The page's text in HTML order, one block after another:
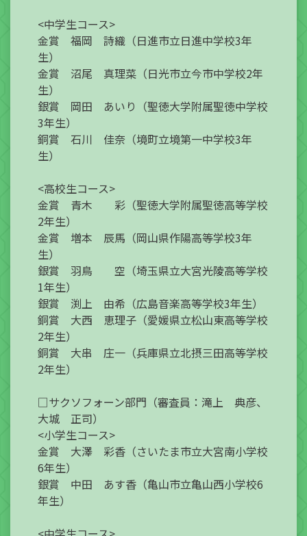
<中学生コース>
金賞 福岡 詩織（日進市立日進中学校3年
生）
金賞 沼尾 真理菜（日光市立今市中学校2年
生）
銀賞 岡田 あいり（聖徳大学附属聖徳中学校
3年生）
銅賞 石川 佳奈（境町立境第一中学校3年
生）
<高校生コース>
金賞 青木 彩（聖徳大学附属聖徳高等学校
2年生）
金賞 増本 辰馬（岡山県作陽高等学校3年
生）
銀賞 羽鳥 空（埼玉県立大宮光陵高等学校
1年生）
銀賞 渕上 由希（広島音楽高等学校3年生）
銅賞 大西 恵理子（愛媛県立松山東高等学校
2年生）
銅賞 大串 庄一（兵庫県立北摂三田高等学校
2年生）
□サクソフォーン部門（審査員：滝上 典彦、
大城 正司）
<小学生コース>
金賞 大澤 彩香（さいたま市立大宮南小学校
6年生）
銀賞 中田 あす香（亀山市立亀山西小学校6
年生）